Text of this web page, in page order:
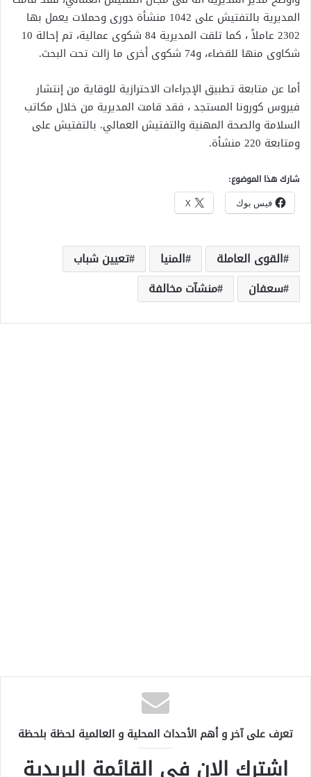
المديرية بالتفتيش على 1042 منشأة دورى وحملات يعمل بها
2302 عاملاً ، كما تلقت المديرية 84 شكوى عمالية، تم إحالة 10
شكاوى منها للقضاء، و74 شكوى أخرى ما زالت تحت البحث.
أما عن متابعة تطبيق الإجراءات الاحترازية للوقاية من إنتشار
فيروس كورونا المستجد ، فقد قامت المديرية من خلال مكاتب
السلامة والصحة المهنية والتفتيش العمالي. بالتفتيش على
ومتابعة 220 منشأة.
شارك هذا الموضوع:
فيس بوك X
القوى العاملة المنيا
تعيين شباب
سعفان
منشآت مخالفة
تعرف على آخر و أهم الأحداث المحلية و العالمية لحظة بلحظة
اشترك الان في القائمة البريدية